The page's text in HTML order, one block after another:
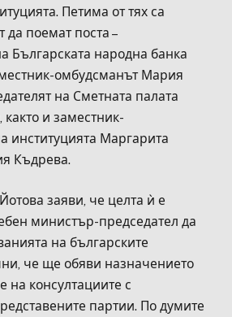
Петима от тях са
да поемат поста –
Българската народна банка
омбудсманът Мария
на Сметната палата
и заместник-
институцията Маргарита
Къдрева.
заяви, че целта ѝ е
министър-председател да
на българските
че ще обяви назначението
на консултациите с
партии. По думите